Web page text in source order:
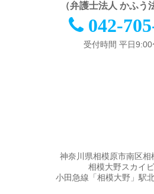
（弁護士法人 かふう
042-
受付時間 平日
神奈川県相模原市南区相
相模大野スカイ
小田急線「相模大野」駅